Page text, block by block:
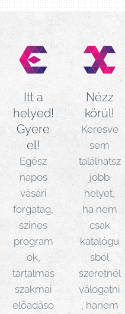
Itt a
helyed!
Gyere
el!
Egész
napos
vásári
forgatag,
színes
program
ok,
tartalmas
szakmai
előadáso
Nézz
körül!
Keresve
sem
találhatsz
jobb
helyet,
ha nem
csak
katalógu
sból
szeretnél
válogatni
, hanem